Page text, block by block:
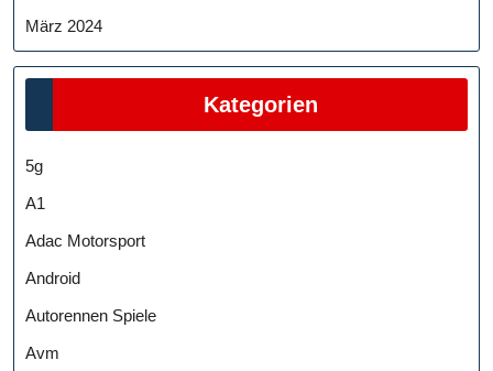
März 2024
Kategorien
5g
A1
Adac Motorsport
Android
Autorennen Spiele
Avm